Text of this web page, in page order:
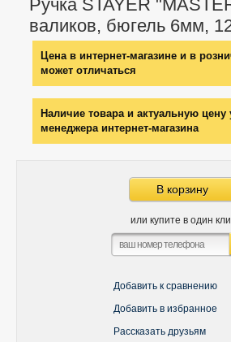
Ручка STAYER
валиков, бюгель 6мм,
Цена в интернет-магазине и в
может отличаться
Наличие товара и актуальную цену
менеджера интернет-магазина
В корзину
или купите в один
Добавить к сравнению
Добавить в избранное
Рассказать друзьям